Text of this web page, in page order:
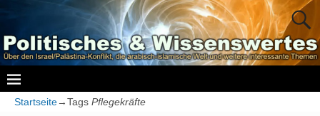
Startseite→Tags Pflegekräfte